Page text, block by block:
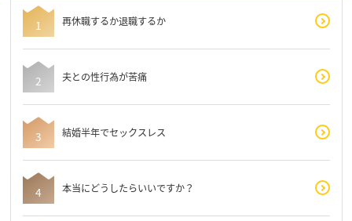
再休職するか退職するか
夫との性行為が苦痛
結婚半年でセックスレス
本当にどうしたらいいですか？